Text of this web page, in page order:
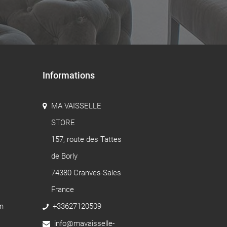
Informations
MA VAISSELLE
STORE
157, route des Tattes
de Borly
74380 Cranves-Sales
France
+33627120509
info@mavaisselle-